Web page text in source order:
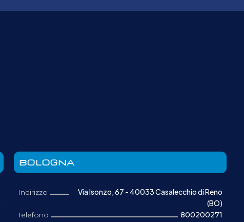
BOLOGNA
Indirizzo
Via Isonzo, 67 - 40033 Casalecchio di Reno
(BO)
Telefono
800200271